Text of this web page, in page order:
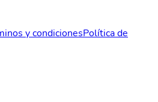
y condicionesPolítica de